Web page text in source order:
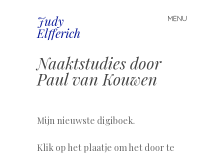
Judy
Elfferich
MENU
Spring
naar
Naaktstudies door
Paul van Kouwen
Mijn nieuwste digiboek.
Klik op het plaatje om het door te